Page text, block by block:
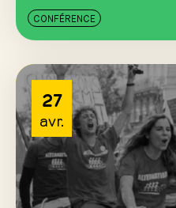
CONFÉRENCE
27
avr.